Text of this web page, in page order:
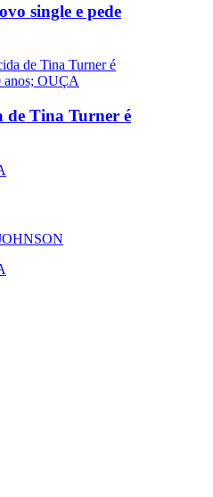
single e pede
de Tina Turner é